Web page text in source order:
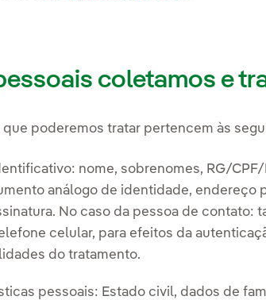
coletamos e
poderemos tratar pertencem às
nome, sobrenomes, RG/CPF/
análogo de identidade, endereço
No caso da pessoa de contato:
celular, para efeitos da
do tratamento.
pessoais: Estado civil, dados de